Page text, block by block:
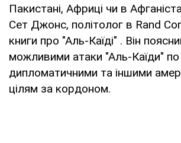
Пакистані, Африці чи в
Сет Джонс, політолог в Rand
книги про "Аль-Каїді" . Він
можливими атаки "Аль-Каїди" по
дипломатичними та іншими
цілям за кордоном.